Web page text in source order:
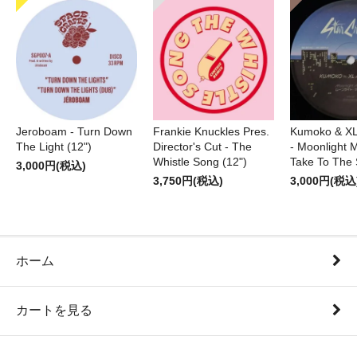
Jeroboam - Turn Down
The Light (12")
3,000円(税込)
Frankie Knuckles Pres.
Director's Cut - The
Whistle Song (12")
3,750円(税込)
Kumoko &
- Moonlight
Take To The
3,000円(税
ホーム
カートを見る